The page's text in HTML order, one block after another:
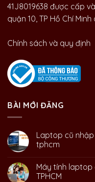
41J8019638 được cấp
quận 10, TP Hồ Chí Minh
Chính sách và quy định
BÀI MỚI ĐĂNG
Laptop cũ
tphcm
Máy tính laptop
TPHCM